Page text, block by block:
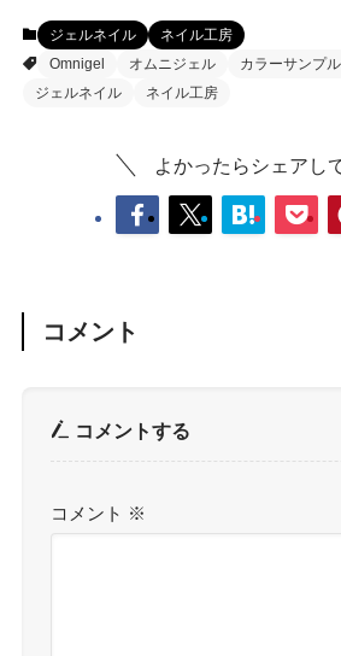
ジェルネイル
ネイル工房
Omnigel
オムニジェル カラーサンプル
ジェルネイル
ネイル工房
よかったらシェアし
コメント
コメントする
コメント ※